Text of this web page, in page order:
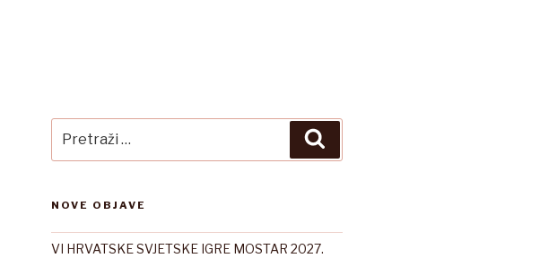
NOVE OBJAVE
VI HRVATSKE SVJETSKE IGRE MOSTAR 2027.